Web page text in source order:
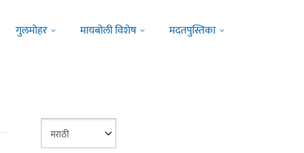
गुलमोहर मायबोली विशेष मदतपुस्तिका